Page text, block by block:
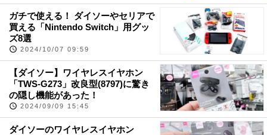
ガチで使える！ ダイソーやセリアで
買える「Nintendo Switch」用グッ
ズ8選
2024/10/07 09:59
【ダイソー】ワイヤレスイヤホン
「TWS-G273」改良型(8797)に驚き
の隠し機能があった！
2024/09/09 15:45
ダイソーのワイヤレスイヤホン